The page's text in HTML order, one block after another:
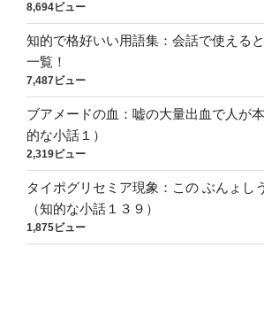
8,694ビュー
知的で格好いい用語集：会話で使える
一覧！
7,487ビュー
ブアメードの血：嘘の大量出血で人が
的な小話１）
2,319ビュー
タイポグリセミア現象：この ぶんょし
（知的な小話１３９）
1,875ビュー